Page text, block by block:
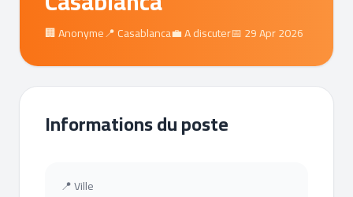
🏢 Anonyme📍 Casablanca💼 A discuter📅 29 Apr 2026
Informations du poste
📍 Ville